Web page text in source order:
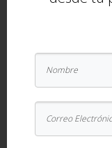
ahora como
no tiñen
todo lo
contornos.
Hijo mío,